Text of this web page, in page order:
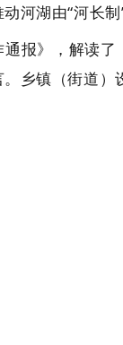
河湖由“河长制
报》，解读
乡镇（街道）